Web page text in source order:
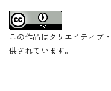
この作品はクリエイティブ
供されています。